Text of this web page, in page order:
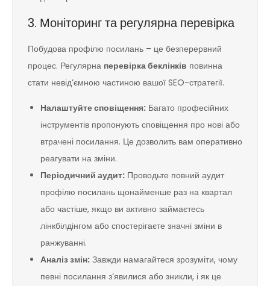
3. Моніторинг та регулярна перевірка
Побудова профілю посилань – це безперервний
процес. Регулярна перевірка беклінків повинна
стати невід’ємною частиною вашої SEO-стратегії.
Налаштуйте сповіщення: Багато професійних
інструментів пропонують сповіщення про нові або
втрачені посилання. Це дозволить вам оперативно
реагувати на зміни.
Періодичний аудит: Проводьте повний аудит
профілю посилань щонайменше раз на квартал
або частіше, якщо ви активно займаєтесь
лінкбілдінгом або спостерігаєте значні зміни в
ранжуванні.
Аналіз змін: Завжди намагайтеся зрозуміти, чому
певні посилання з’явилися або зникли, і як це